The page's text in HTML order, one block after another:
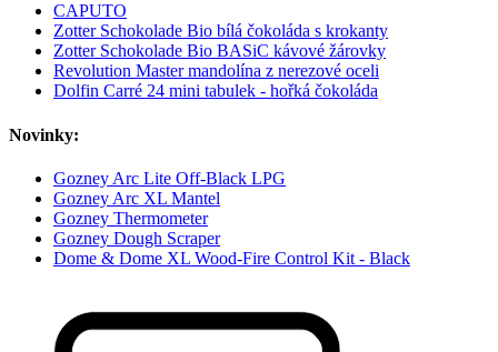
CAPUTO
Zotter Schokolade Bio bílá čokoláda s krokanty
Zotter Schokolade Bio BASiC kávové žárovky
Revolution Master mandolína z nerezové oceli
Dolfin Carré 24 mini tabulek - hořká čokoláda
Novinky:
Gozney Arc Lite Off-Black LPG
Gozney Arc XL Mantel
Gozney Thermometer
Gozney Dough Scraper
Dome & Dome XL Wood-Fire Control Kit - Black